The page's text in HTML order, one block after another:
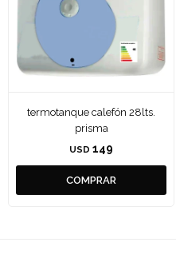
termotanque calefón 28lts.
prisma
USD 149